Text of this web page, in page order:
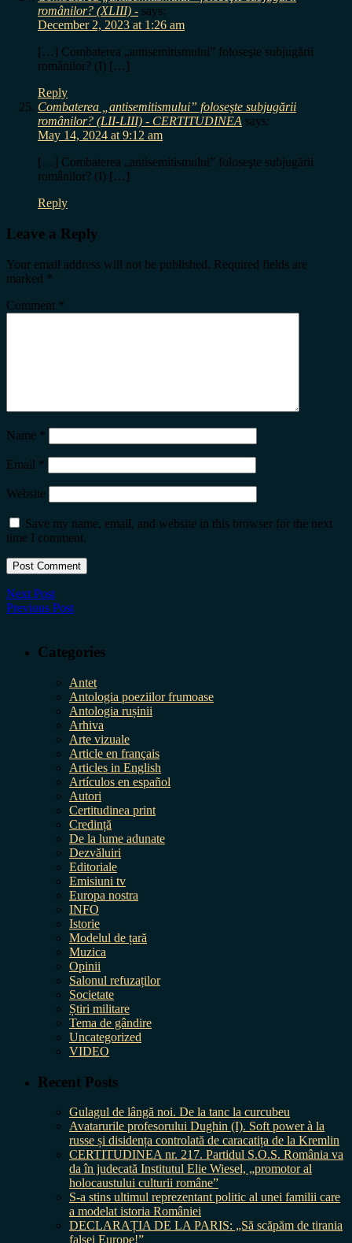
românilor? (XLIII) - says:
December 2, 2023 at 1:26 am
[…] Combaterea „antisemitismului” foloseşte subjugării
românilor? (I) […]
Reply
Combaterea „antisemitismului” foloseşte subjugării
românilor? (LII-LIII) - CERTITUDINEA says:
May 14, 2024 at 9:12 am
[…] Combaterea „antisemitismului” foloseşte subjugării
românilor? (I) […]
Reply
Leave a Reply
Your email address will not be published. Required fields are
marked *
Comment *
Name *
Email *
Website
Save my name, email, and website in this browser for the next
time I comment.
Next Post
Previous Post
Categories
Antet
Antologia poeziilor frumoase
Antologia rușinii
Arhiva
Arte vizuale
Article en français
Articles in English
Artículos en español
Autori
Certitudinea print
Credință
De la lume adunate
Dezvăluiri
Editoriale
Emisiuni tv
Europa nostra
INFO
Istorie
Modelul de țară
Muzica
Opinii
Salonul refuzaților
Societate
Știri militare
Tema de gândire
Uncategorized
VIDEO
Recent Posts
Gulagul de lângă noi. De la tanc la curcubeu
Avatarurile profesorului Dughin (I). Soft power à la
russe și disidența controlată de caracatița de la Kremlin
CERTITUDINEA nr. 217. Partidul S.O.S. România va
da în judecată Institutul Elie Wiesel, „promotor al
holocaustului culturii române”
S-a stins ultimul reprezentant politic al unei familii care
a modelat istoria României
DECLARAȚIA DE LA PARIS: „Să scăpăm de tirania
falsei Europe!”